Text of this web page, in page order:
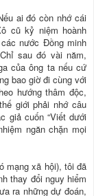
ai đó còn nhớ cái
cũ kỷ niệm hoành
nước Đồng minh
sau đó vài năm,
của ông ta nếu cứ
bao giờ đi cùng với
hướng thâm độc,
giới phải nhớ câu
giả cuốn “Viết dưới
ngăn chặn mọi
mạng xã hội), tôi đã
thay đổi nguy hiểm
ra những dự đoán,